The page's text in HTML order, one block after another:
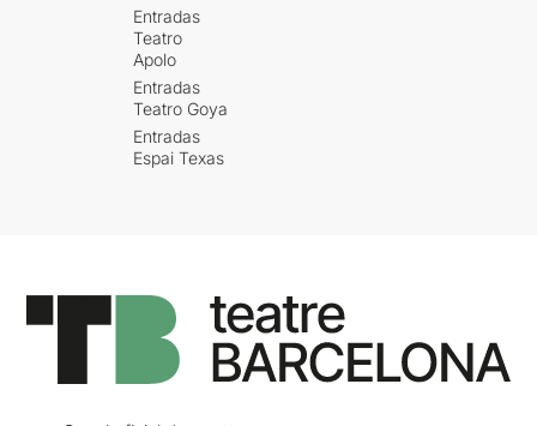
Entradas
Teatro
Apolo
Entradas
Teatro Goya
Entradas
Espai Texas